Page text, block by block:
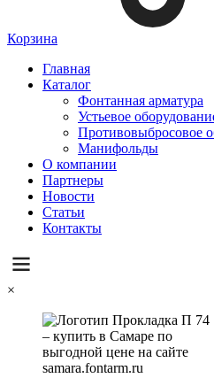
Корзина
Главная
Каталог
Фонтанная арматура
Устьевое
Противовыбросовое
Манифольды
О компании
Партнеры
Новости
Статьи
Контакты
×